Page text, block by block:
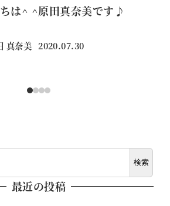
ちは^ ^原田真奈美です♪
真奈美 投稿日
2020.07.30
検索
最近の投稿